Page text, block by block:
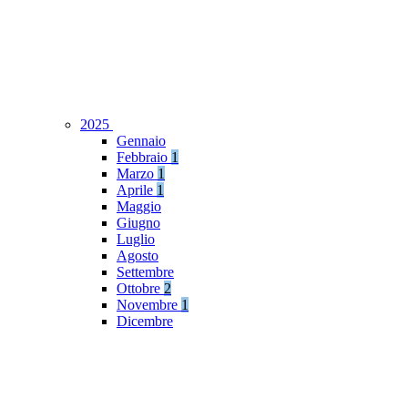
2025
Gennaio
Febbraio 1
Marzo 1
Aprile 1
Maggio
Giugno
Luglio
Agosto
Settembre
Ottobre 2
Novembre 1
Dicembre